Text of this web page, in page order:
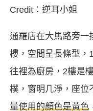
Credit：逆耳小姐
通羅店在大馬路旁一
樓，空間呈長條型，
往裡為廚房，2樓是
樸，窗明几淨，座位
量使用的顏色是黃色